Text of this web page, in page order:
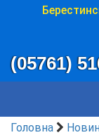
(05761)
Головна